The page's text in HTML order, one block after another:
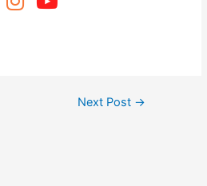
Next Post →